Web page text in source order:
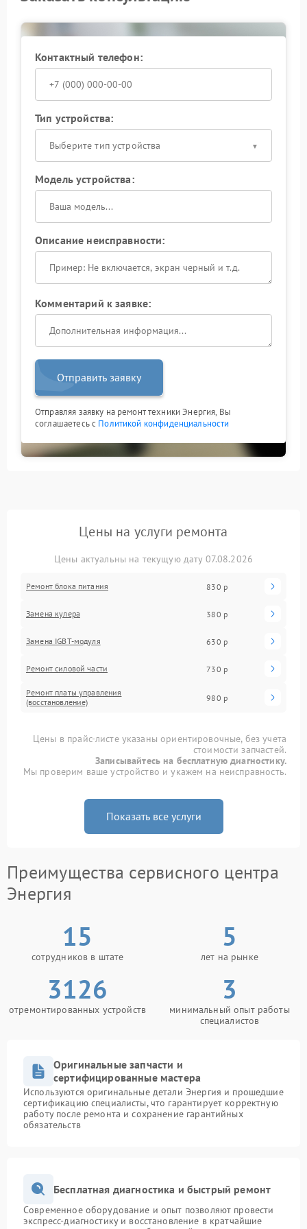
выполнят ремонт с гарантией качества.
Доверьте ремонт ИБП профессионалам.
Контактный телефон:
Тип устройства:
Выберите тип устройства
Модель устройства:
Описание неисправности:
Комментарий к заявке:
Отправить заявку
Отправляя заявку на ремонт техники Энергия, Вы
соглашаетесь с Политикой конфиденциальности
Цены на услуги ремонта
Цены актуальны на текущую дату 07.08.2026
Ремонт блока питания 830 р
Замена кулера 380 р
Замена IGBT-модуля 630 р
Ремонт силовой части 730 р
Ремонт платы управления
(восстановление)
980 р
Цены в прайс-листе указаны ориентировочные, без учета
стоимости запчастей.
Записывайтесь на бесплатную диагностику.
Мы проверим ваше устройство и укажем на неисправность.
Показать все услуги
Преимущества сервисного центра
Энергия
15
сотрудников в штате
5
лет на рынке
3126
отремонтированных устройств
3
минимальный опыт работы
специалистов
Оригинальные запчасти и
сертифицированные мастера
Используются оригинальные детали Энергия и прошедшие
сертификацию специалисты, что гарантирует корректную
работу после ремонта и сохранение гарантийных
обязательств
Бесплатная диагностика и быстрый ремонт
Современное оборудование и опыт позволяют провести
экспресс-диагностику и восстановление в кратчайшие